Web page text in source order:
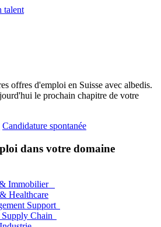
talent
offres d'emploi en Suisse avec albedis.
le prochain chapitre de votre
Candidature spontanée
dans votre domaine
Immobilier
Healthcare
Support
Chain